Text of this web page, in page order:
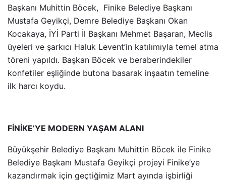
Başkanı Muhittin Böcek, Finike Belediye Başkanı
Mustafa Geyikçi, Demre Belediye Başkanı Okan
Kocakaya, İYİ Parti İl Başkanı Mehmet Başaran, Meclis
üyeleri ve şarkıcı Haluk Levent’in katılımıyla temel atma
töreni yapıldı. Başkan Böcek ve beraberindekiler
konfetiler eşliğinde butona basarak inşaatın temeline
ilk harcı koydu.
FİNİKE’YE MODERN YAŞAM ALANI
Büyükşehir Belediye Başkanı Muhittin Böcek ile Finike
Belediye Başkanı Mustafa Geyikçi projeyi Finike’ye
kazandırmak için geçtiğimiz Mart ayında işbirliği